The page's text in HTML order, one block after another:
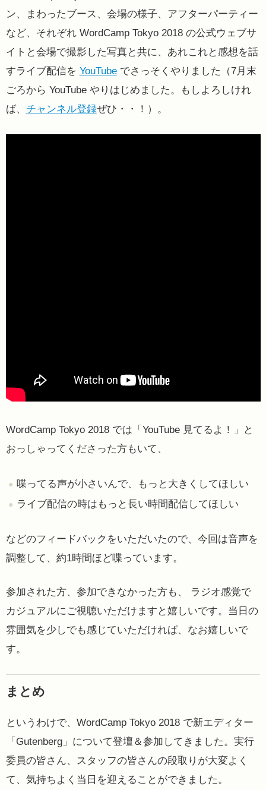
ン、まわったブース、会場の様子、アフターパーティー
など、それぞれ WordCamp Tokyo 2018 の公式ウェブサ
イトと会場で撮影した写真と共に、あれこれと感想を話
すライブ配信を YouTubeでさっそくやりました（7月末
ごろから YouTube やりはじめました。もしよろしけれ
ば、 チャンネル登録ぜひ・・！）。
WordCamp Tokyo 2018 では「YouTube 見てるよ！」と
おっしゃってくださった方もいて、
喋ってる声が小さいんで、もっと大きくしてほしい
ライブ配信の時はもっと長い時間配信してほしい
などのフィードバックをいただいたので、今回は音声を
調整して、約1時間ほど喋っています。
参加された方、参加できなかった方も、 ラジオ感覚で
カジュアルにご視聴いただけますと嬉しいです。当日の
雰囲気を少しでも感じていただければ、なお嬉しいで
す。
まとめ
というわけで、WordCamp Tokyo 2018 で新エディター
「Gutenberg」について登壇＆参加してきました。実行
委員の皆さん、スタッフの皆さんの段取りが大変よく
て、気持ちよく当日を迎えることができました。